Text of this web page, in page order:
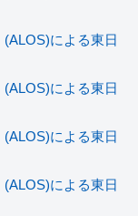
による東日
による東日
による東日
による東日